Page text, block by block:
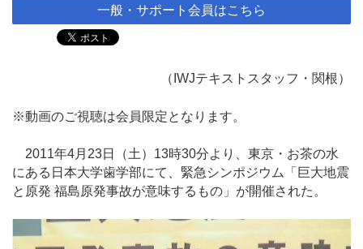
一般・サポート会員はこちら
（IWJテキストスタッフ・関根）
※動画のご視聴は会員限定となります。
2011年4月23日（土）13時30分より、東京・お茶の水
にある日本大学歯学部にて、緊急シンポジウム「巨大地震
と原発 福島原発事故が意味するもの」が開催された。